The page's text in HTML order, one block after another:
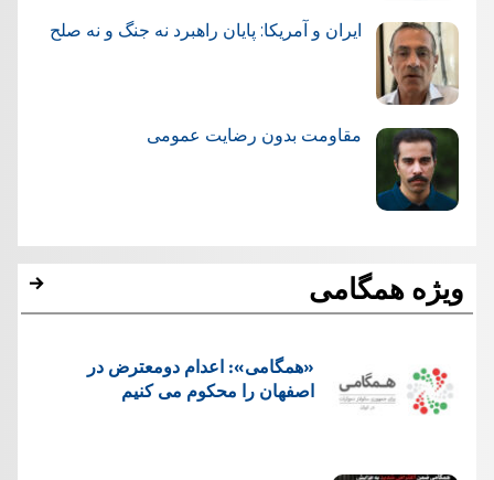
ایران و آمریکا: پایان راهبرد نه جنگ و نه صلح
مقاومت بدون رضایت عمومی
ویژه همگامی
«همگامی»: اعدام دومعترض در
اصفهان را محکوم می کنیم